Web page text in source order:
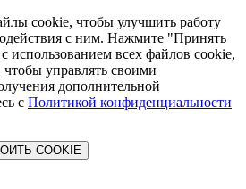
cookie, чтобы улучшить работу
с ним. Нажмите "Принять
использованием всех файлов cookie,
управлять своими
дополнительной
с Политикой конфиденциальности
COOKIE